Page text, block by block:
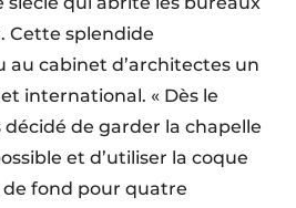
Cette splendide
au cabinet d’architectes un
international. « Dès le
de garder la chapelle
et d’utiliser la coque
fond pour quatre